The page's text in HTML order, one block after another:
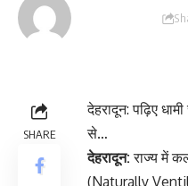
Last updated:
September 24, 2023
SHARE
देहरादून: पढ़िए
से…
देहरादून: राज्य में
(Naturally